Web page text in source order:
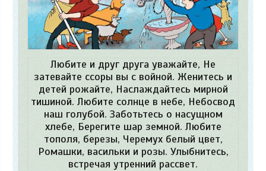
Любите и друг друга уважайте, Не
затевайте ссоры вы с войной. Женитесь и
детей рожайте, Наслаждайтесь мирной
тишиной. Любите солнце в небе, Небосвод
наш голубой. Заботьтесь о насущном
хлебе, Берегите шар земной. Любите
тополя, березы, Черемух белый цвет,
Ромашки, васильки и розы. Улыбнитесь,
встречая утренний рассвет.